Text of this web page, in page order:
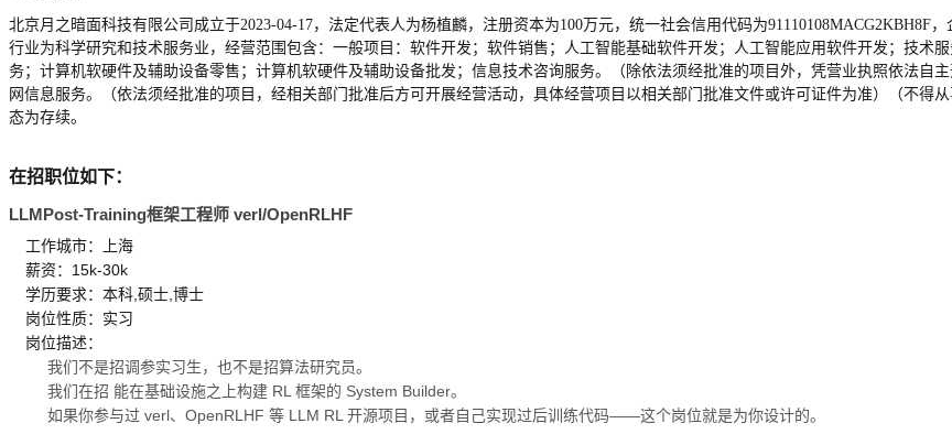
北京月之暗面科技有限公司成立于2023-04-17，法定代表人为杨植麟，注册资本为100万元，统一社会信用代码为91110108MACG2KBH8F
行业为科学研究和技术服务业，经营范围包含：一般项目：软件开发；软件销售；人工智能基础软件开发；人工智能应用软件开发；技术
务；计算机软硬件及辅助设备零售；计算机软硬件及辅助设备批发；信息技术咨询服务。（除依法须经批准的项目外，凭营业执照依法自
网信息服务。（依法须经批准的项目，经相关部门批准后方可开展经营活动，具体经营项目以相关部门批准文件或许可证件为准）（不得
态为存续。
在招职位如下：
LLMPost-Training框架工程师 verl/OpenRLHF
工作城市：上海
薪资：15k-30k
学历要求：本科,硕士,博士
岗位性质：实习
岗位描述：
我们不是招调参实习生，也不是招算法研究员。
我们在招 能在基础设施之上构建 RL 框架的 System Builder。
如果你参与过 verl、OpenRLHF 等 LLM RL 开源项目，或者自己实现过后训练代码——这个岗位就是为你设计的。